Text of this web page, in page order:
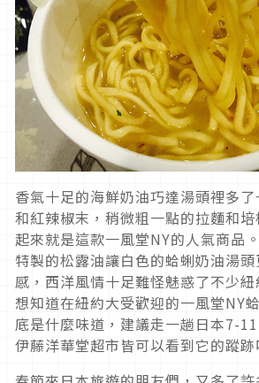
香氣十足的海鮮奶油巧達湯頭裡多
和紅辣椒末，稍微粗一點的拉麵和
起來就是這款一風堂NY的人氣商品
特製的松露油讓白色的蛤蜊奶油湯
感，西洋風情十足難怪魅惑了不少
想知道在紐約大受歡迎的一風堂NY
底是什麼味道，建議走一趟日本7-
伊藤洋華堂超市皆可以看到它的蹤跡